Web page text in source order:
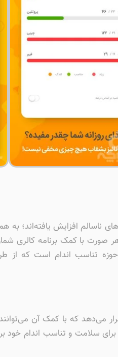
افزایش یافته‌اند؛ به
با کمک برنامه کالری
تناسب اندام است که از
می‌دهد که با کمک آن
سلامت و تناسب اندام خود